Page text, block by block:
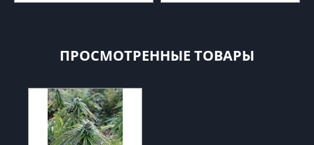
ПРОСМОТРЕННЫЕ ТОВАРЫ